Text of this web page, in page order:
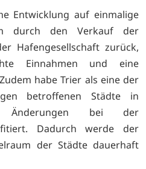
Entwicklung auf einmalige
durch den Verkauf der
Hafengesellschaft zurück,
Einnahmen und eine
habe Trier als eine der
betroffenen Städte in
Änderungen bei der
Dadurch werde der
der Städte dauerhaft